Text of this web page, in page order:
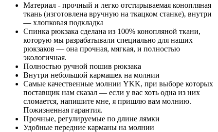
Материал - прочный и легко отстирываемая конопляная
ткань (изготовлена вручную на ткацком станке), внутри
— хлопковая подкладка
Спинка рюкзака сделана из 100% конопляной ткани,
которую мы разрабатывали специально для наших
рюкзаков — она прочная, мягкая, и полностью
экологичная.
Полностью ручной пошив рюкзака
Внутри небольшой кармашек на молнии
Самые качественные молнии YKK, при выборе которых
поставщик нам сказал — если у вас хоть одна из них
сломается, напишите мне, я пришлю вам молнию.
Пожизненная гарантия.
Прочные, регулируемые по длине лямки
Удобные передние карманы на молнии